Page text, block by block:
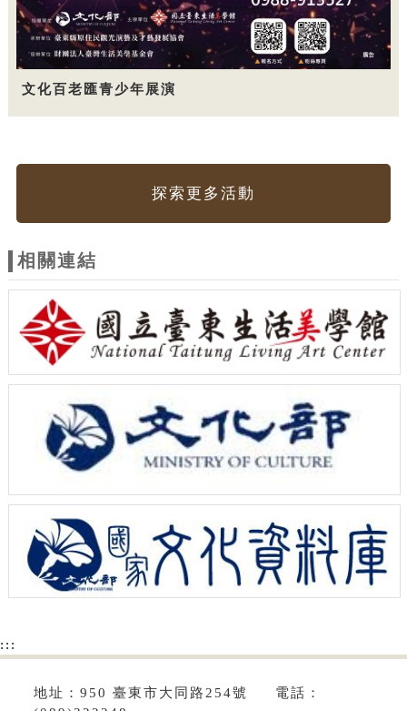
文化百老匯青少年展演
探索更多活動
相關連結
:::
地址：950 臺東市大同路254號 電話：